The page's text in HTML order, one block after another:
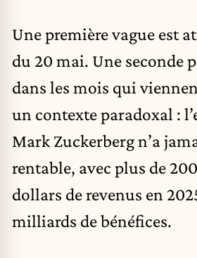
Une première vague est
du 20 mai. Une seconde
dans les mois qui
un contexte paradoxal :
Mark Zuckerberg n’a
rentable, avec plus de
dollars de revenus en
milliards de bénéfices.